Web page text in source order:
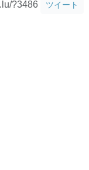
?3486 ツイート